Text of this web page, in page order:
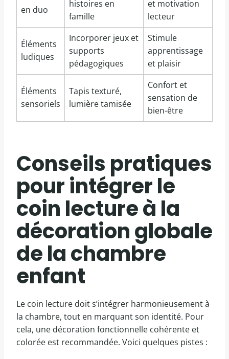
en duo
histoires en
famille
et motivation
lecteur
Éléments
ludiques
Incorporer jeux et
supports
pédagogiques
Stimule
apprentissage
et plaisir
Éléments
sensoriels
Tapis texturé,
lumière tamisée
Confort et
sensation de
bien-être
Conseils pratiques
pour intégrer le
coin lecture à la
décoration globale
de la chambre
enfant
Le coin lecture doit s’intégrer harmonieusement à
la chambre, tout en marquant son identité. Pour
cela, une décoration fonctionnelle cohérente et
colorée est recommandée. Voici quelques pistes :